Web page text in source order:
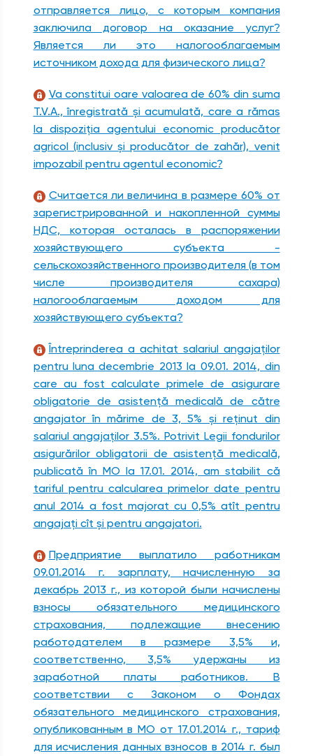
отправляется лицо, с которым компания
заключила договор на оказание услуг?
Является ли это налогооблагаемым
источником дохода для физического лица?
Va constitui oare valoarea de 60% din suma
T.V.A., înregistrată şi acumulată, care a rămas
la dispoziţia agentului economic producător
agricol (inclusiv şi producător de zahăr), venit
impozabil pentru agentul economic?
Считается ли величина в размере 60% от
зарегистрированной и накопленной суммы
НДС, которая осталась в распоряжении
хозяйствующего субъекта -
сельскохозяйственного производителя (в том
числе производителя сахара)
налогооблагаемым доходом для
хозяйствующего субъекта?
Întreprinderea a achitat salariul angajaţilor
pentru luna decembrie 2013 la 09.01. 2014, din
care au fost calculate primele de asigurare
obligatorie de asistenţă medicală de către
angajator în mărime de 3, 5% şi reţinut din
salariul angajaţilor 3.5%. Potrivit Legii fondurilor
asigurărilor obligatorii de asistenţă medicală,
publicată în MО la 17.01. 2014, am stabilit că
tariful pentru calcularea primelor date pentru
anul 2014 a fost majorat cu 0,5% atît pentru
angajaţi cît şi pentru angajatori.
Предприятие выплатило работникам
09.01.2014 г. зарплату, начисленную за
декабрь 2013 г., из которой были начислены
взносы обязательного медицинского
страхования, подлежащие внесению
работодателем в размере 3,5% и,
соответственно, 3,5% удержаны из
заработной платы работников. В
соответствии с Законом о Фондах
обязательного медицинского страхования,
опубликованным в МО от 17.01.2014 г., тариф
для исчисления данных взносов в 2014 г. был